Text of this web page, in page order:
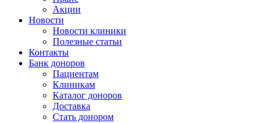
Акции
Новости
Новости клиники
Полезные статьи
Контакты
Банк доноров
Пациентам
Клиникам
Каталог доноров
Доставка
Стать донором